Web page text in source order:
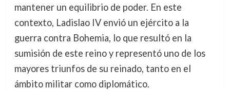
mantener un equilibrio de poder. En este
contexto, Ladislao IV envió un ejército a la
guerra contra Bohemia, lo que resultó en la
sumisión de este reino y representó uno de los
mayores triunfos de su reinado, tanto en el
ámbito militar como diplomático.